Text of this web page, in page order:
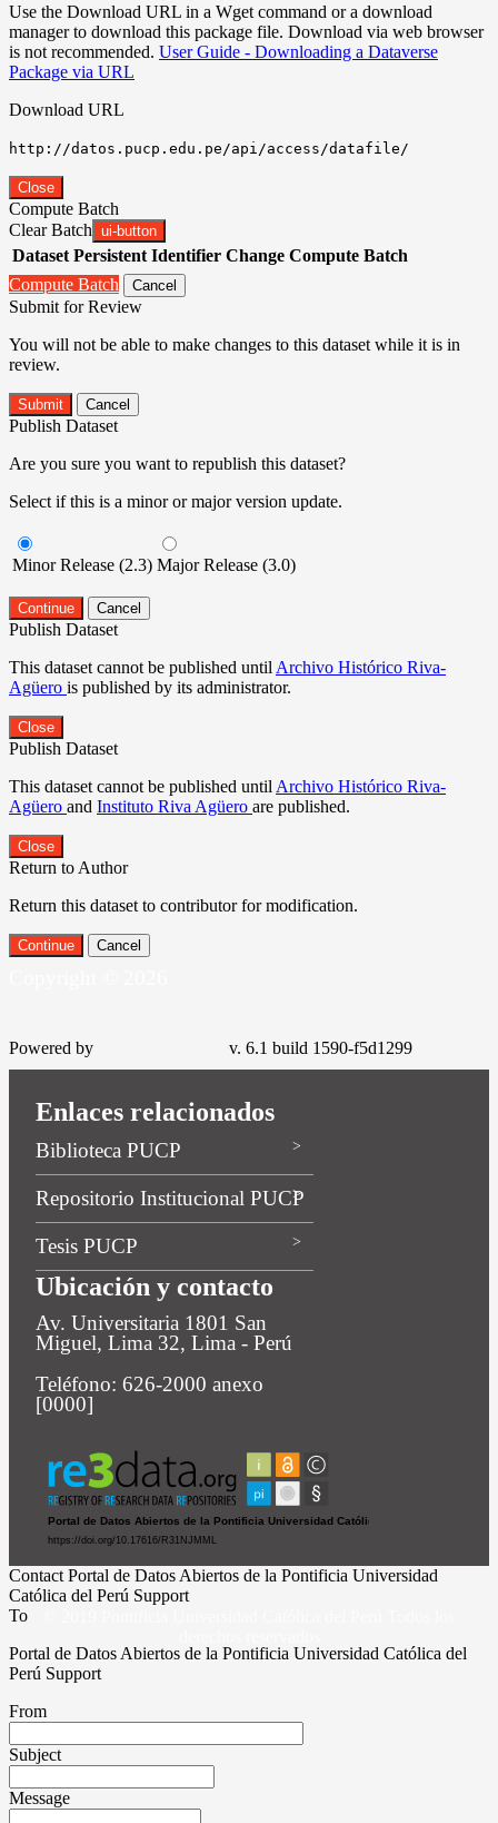
Use the Download URL in a Wget command or a download
manager to download this package file. Download via web browser
is not recommended. User Guide - Downloading a Dataverse
Package via URL
Download URL
http://datos.pucp.edu.pe/api/access/datafile/
Close
Compute Batch
Clear Batch ui-button
Dataset Persistent Identifier Change Compute Batch
Compute Batch
Cancel
Submit for Review
You will not be able to make changes to this dataset while it is in
review.
Submit Cancel
Publish Dataset
Are you sure you want to republish this dataset?
Select if this is a minor or major version update.
Minor Release (2.3) Major Release (3.0)
Continue Cancel
Publish Dataset
This dataset cannot be published until Archivo Histórico Riva-
Agüero is published by its administrator.
Close
Publish Dataset
This dataset cannot be published until Archivo Histórico Riva-
Agüero and Instituto Riva Agüero are published.
Close
Return to Author
Return this dataset to contributor for modification.
Continue Cancel
Powered by v. 6.1 build 1590-f5d1299
Enlaces relacionados
Biblioteca PUCP
Repositorio Institucional PUCP
Tesis PUCP
Ubicación y contacto
Av. Universitaria 1801 San
Miguel, Lima 32, Lima - Perú
Teléfono: 626-2000 anexo
[0000]
Contact Portal de Datos Abiertos de la Pontificia Universidad
Católica del Perú Support
To
Portal de Datos Abiertos de la Pontificia Universidad Católica del
Perú Support
From
Subject
Message